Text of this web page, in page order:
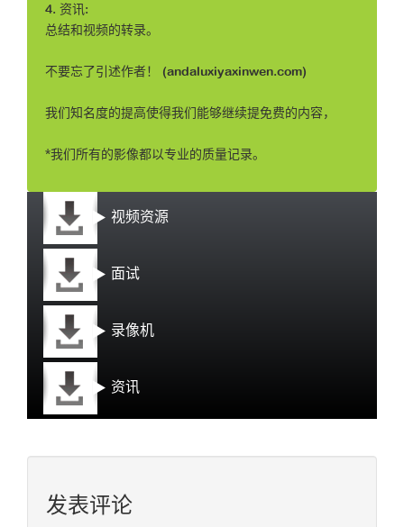
4. 资讯:
总结和视频的转录。
不要忘了引述作者！ (andaluxiyaxinwen.com)
我们知名度的提高使得我们能够继续提免费的内容，
*我们所有的影像都以专业的质量记录。
视频资源
面试
录像机
资讯
发表评论